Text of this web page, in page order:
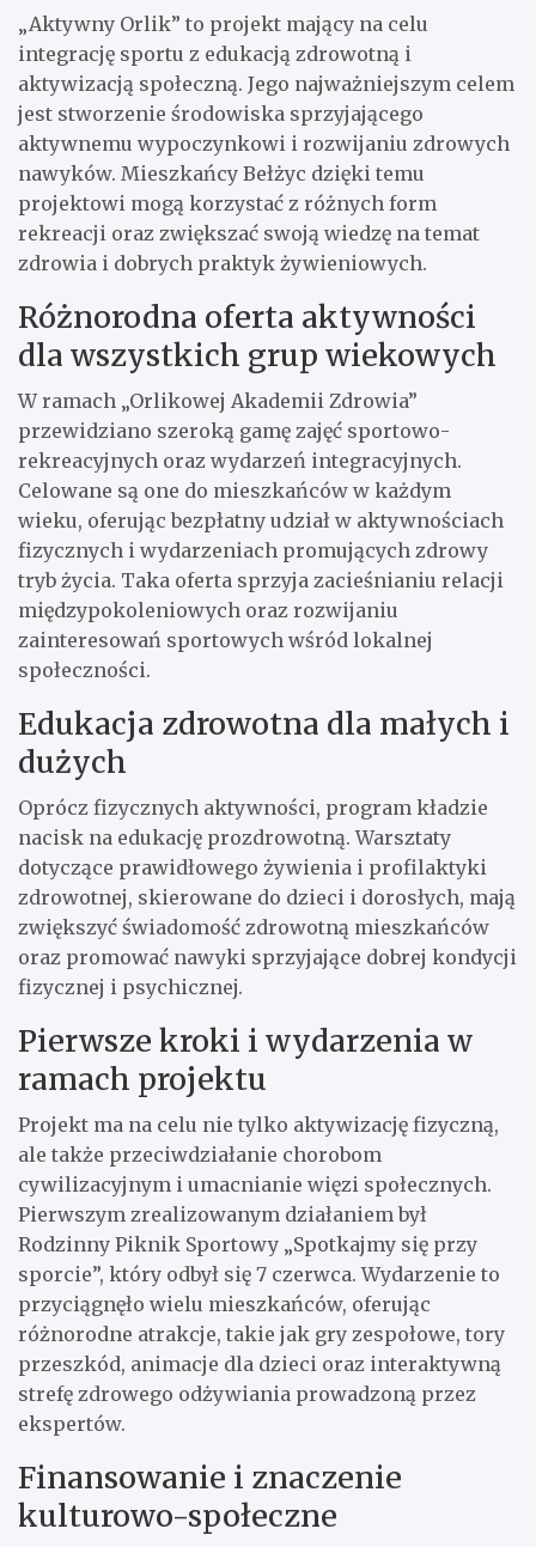
„Aktywny Orlik” to projekt mający na celu
integrację sportu z edukacją zdrowotną i
aktywizacją społeczną. Jego najważniejszym celem
jest stworzenie środowiska sprzyjającego
aktywnemu wypoczynkowi i rozwijaniu zdrowych
nawyków. Mieszkańcy Bełżyc dzięki temu
projektowi mogą korzystać z różnych form
rekreacji oraz zwiększać swoją wiedzę na temat
zdrowia i dobrych praktyk żywieniowych.
Różnorodna oferta aktywności
dla wszystkich grup wiekowych
W ramach „Orlikowej Akademii Zdrowia”
przewidziano szeroką gamę zajęć sportowo-
rekreacyjnych oraz wydarzeń integracyjnych.
Celowane są one do mieszkańców w każdym
wieku, oferując bezpłatny udział w aktywnościach
fizycznych i wydarzeniach promujących zdrowy
tryb życia. Taka oferta sprzyja zacieśnianiu relacji
międzypokoleniowych oraz rozwijaniu
zainteresowań sportowych wśród lokalnej
społeczności.
Edukacja zdrowotna dla małych i
dużych
Oprócz fizycznych aktywności, program kładzie
nacisk na edukację prozdrowotną. Warsztaty
dotyczące prawidłowego żywienia i profilaktyki
zdrowotnej, skierowane do dzieci i dorosłych, mają
zwiększyć świadomość zdrowotną mieszkańców
oraz promować nawyki sprzyjające dobrej kondycji
fizycznej i psychicznej.
Pierwsze kroki i wydarzenia w
ramach projektu
Projekt ma na celu nie tylko aktywizację fizyczną,
ale także przeciwdziałanie chorobom
cywilizacyjnym i umacnianie więzi społecznych.
Pierwszym zrealizowanym działaniem był
Rodzinny Piknik Sportowy „Spotkajmy się przy
sporcie”, który odbył się 7 czerwca. Wydarzenie to
przyciągnęło wielu mieszkańców, oferując
różnorodne atrakcje, takie jak gry zespołowe, tory
przeszkód, animacje dla dzieci oraz interaktywną
strefę zdrowego odżywiania prowadzoną przez
ekspertów.
Finansowanie i znaczenie
kulturowo-społeczne